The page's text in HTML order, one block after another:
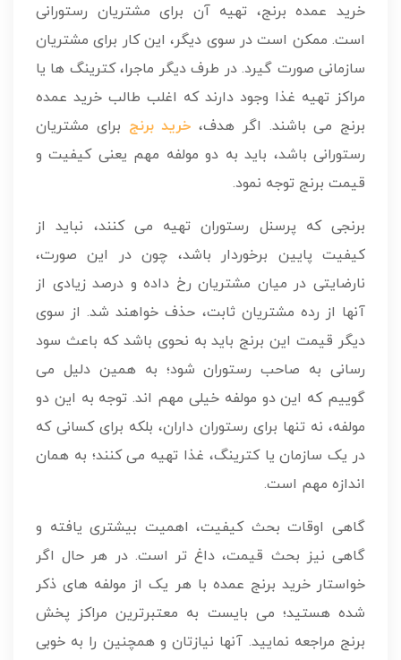
خرید عمده برنج، تهیه آن برای مشتریان رستورانی
است. ممکن است در سوی دیگر، این کار برای مشتریان
سازمانی صورت گیرد. در طرف دیگر ماجرا، کترینگ ها یا
مراکز تهیه غذا وجود دارند که اغلب طالب خرید عمده
برنج می باشند. اگر هدف، خرید برنج برای مشتریان
رستورانی باشد، باید به دو مولفه مهم یعنی کیفیت و
قیمت برنج توجه نمود.
برنجی که پرسنل رستوران تهیه می کنند، نباید از
کیفیت پایین برخوردار باشد، چون در این صورت،
نارضایتی در میان مشتریان رخ داده و درصد زیادی از
آنها از رده مشتریان ثابت، حذف خواهند شد. از سوی
دیگر قیمت این برنج باید به نحوی باشد که باعث سود
رسانی به صاحب رستوران شود؛ به همین دلیل می
گوییم که این دو مولفه خیلی مهم اند. توجه به این دو
مولفه، نه تنها برای رستوران داران، بلکه برای کسانی که
در یک سازمان یا کترینگ، غذا تهیه می کنند؛ به همان
اندازه مهم است.
گاهی اوقات بحث کیفیت، اهمیت بیشتری یافته و
گاهی نیز بحث قیمت، داغ تر است. در هر حال اگر
خواستار خرید برنج عمده با هر یک از مولفه های ذکر
شده هستید؛ می بایست به معتبرترین مراکز پخش
برنج مراجعه نمایید. آنها نیازتان و همچنین را به خوبی